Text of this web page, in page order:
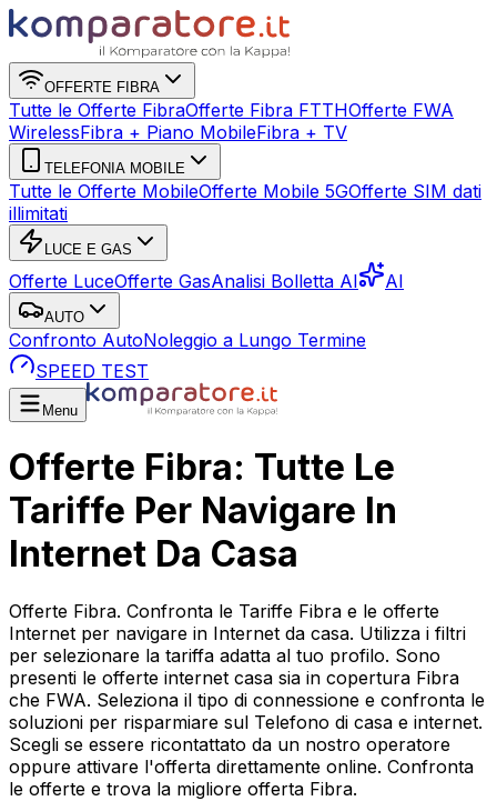
OFFERTE FIBRA
Tutte le Offerte FibraOfferte Fibra FTTHOfferte FWA
WirelessFibra + Piano MobileFibra + TV
TELEFONIA MOBILE
Tutte le Offerte MobileOfferte Mobile 5GOfferte SIM dati
illimitati
LUCE E GAS
Offerte LuceOfferte GasAnalisi Bolletta AI AI
AUTO
Confronto AutoNoleggio a Lungo Termine
SPEED TEST
Menu
Offerte Fibra: Tutte Le
Tariffe Per Navigare In
Internet Da Casa
Offerte Fibra. Confronta le Tariffe Fibra e le offerte
Internet per navigare in Internet da casa. Utilizza i filtri
per selezionare la tariffa adatta al tuo profilo. Sono
presenti le offerte internet casa sia in copertura Fibra
che FWA. Seleziona il tipo di connessione e confronta le
soluzioni per risparmiare sul Telefono di casa e internet.
Scegli se essere ricontattato da un nostro operatore
oppure attivare l'offerta direttamente online. Confronta
le offerte e trova la migliore offerta Fibra.